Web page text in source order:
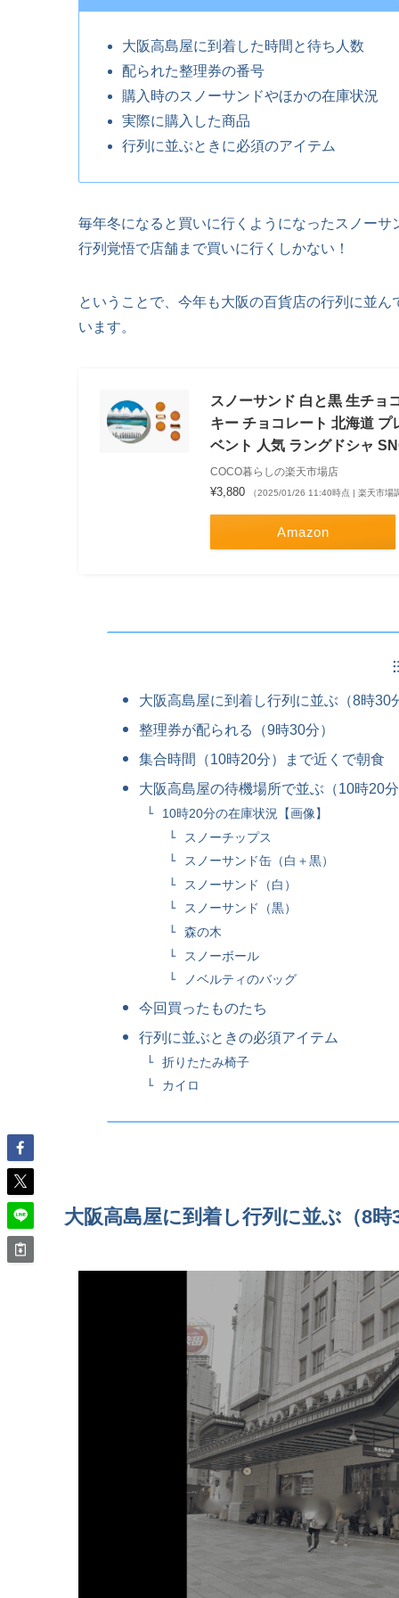
大阪高島屋に到着した時間と待ち人数
配られた整理券の番号
購入時のスノーサンドやほかの在庫状況
実際に購入した商品
行列に並ぶときに必須のアイテム
毎年冬になると買いに行くようになったスノー
行列覚悟で店舗まで買いに行くしかない！
ということで、今年も大阪の百貨店の行列に並
います。
スノーサンド 白と黒 生チョ
キー チョコレート 北海道
ベント 人気 ラングドシャ
COCO暮らしの楽天市場店
¥3,880 （2025/01/26 11:40時点 | 楽天市場
Amazon
大阪高島屋に到着し行列に並ぶ（8時30
整理券が配られる（9時30分）
集合時間（10時20分）まで近くで朝食
大阪高島屋の待機場所で並ぶ（10時20
10時20分の在庫状況【画像】
スノーチップス
スノーサンド缶（白＋黒）
スノーサンド（白）
スノーサンド（黒）
森の木
スノーボール
ノベルティのバッグ
今回買ったものたち
行列に並ぶときの必須アイテム
折りたたみ椅子
カイロ
大阪高島屋に到着し行列に並ぶ（8時